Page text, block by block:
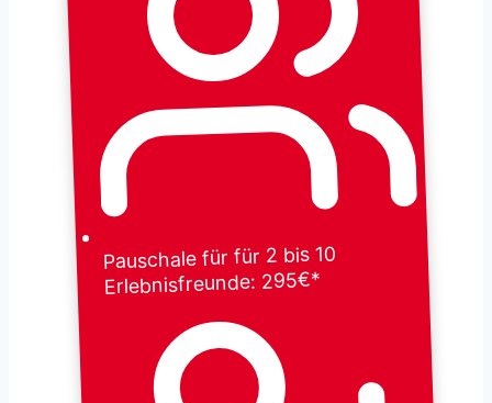
Pauschale für für 2 bis 10
Erlebnisfreunde: 295€*